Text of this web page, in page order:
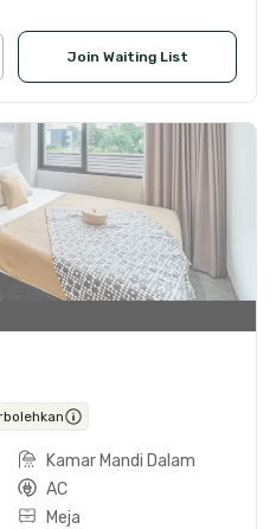
Join Waiting List
Kamar Mandi Dalam
AC
Meja